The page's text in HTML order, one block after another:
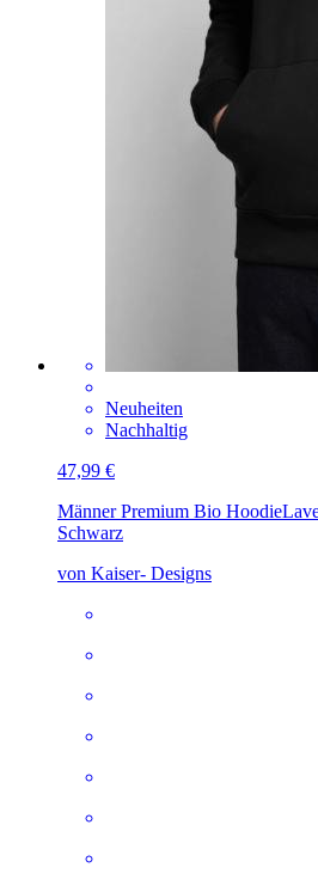
Neuheiten
Nachhaltig
47,99 €
Männer Premium Bio Hoodie
Schwarz
von Kaiser- Designs